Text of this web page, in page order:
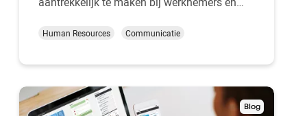
is bij u en onderscheidt u zo van andere
te houden! Maar waar begint u precies? Kelio
li…
Human Resources Communicatie
Blog